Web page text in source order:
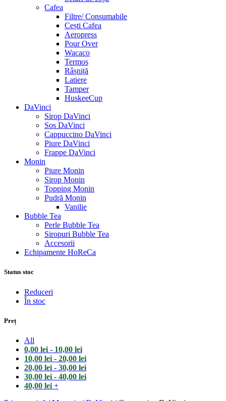
Cafea
Filtre/ Consumabile
Cești Cafea
Aeropress
Pour Over
Wacaco
Termos
Râșniță
Latiere
Tamper
HuskeeCup
DaVinci
Sirop DaVinci
Sos DaVinci
Cappuccino DaVinci
Piure DaVinci
Frappe DaVinci
Monin
Piure Monin
Sirop Monin
Topping Monin
Pudră Monin
Vanilie
Bubble Tea
Perle Bubble Tea
Siropuri Bubble Tea
Accesorii
Echipamente HoReCa
Status stoc
Reduceri
În stoc
Preț
All
0,00 lei - 10,00 lei
10,00 lei - 20,00 lei
20,00 lei - 30,00 lei
30,00 lei - 40,00 lei
40,00 lei +